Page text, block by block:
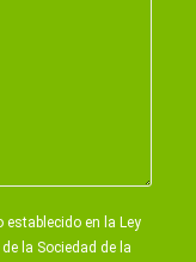
en la Ley
la Sociedad de la